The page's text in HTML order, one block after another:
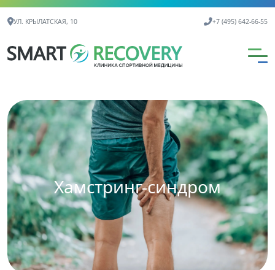
Контактная информация
УЛ. КРЫЛАТСКАЯ, 10 +7 (495) 642-66-55
Хамстринг-синдром